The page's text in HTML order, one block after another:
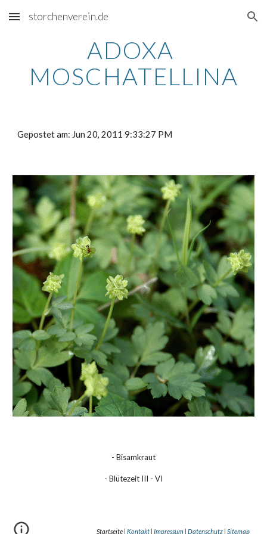
Skip to main content Skip to navigation
storchenverein.de
ADOXA
MOSCHATELLINA
Gepostet am: Jun 20, 2011 9:33:27 PM
- Bisamkraut
- Blütezeit III - VI
Startseite | Kontakt| Impressum | Datenschutz| Sitemap